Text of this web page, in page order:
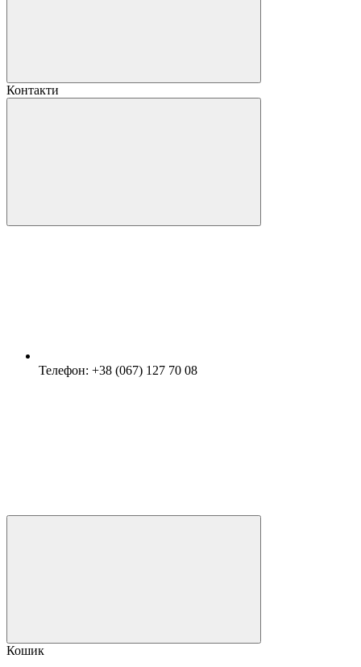
Контакти
Телефон: +38 (067) 127 70 08
Кошик